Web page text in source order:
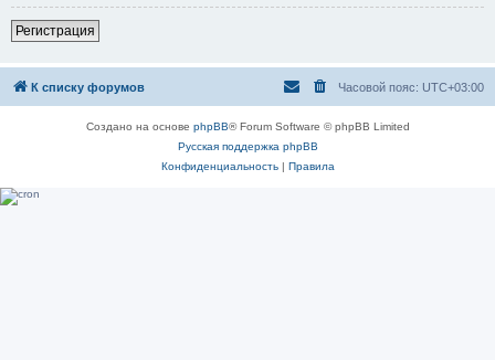
Регистрация
К списку форумов Часовой пояс: UTC+03:00
Создано на основе phpBB® Forum Software © phpBB Limited
Русская поддержка phpBB
Конфиденциальность| Правила